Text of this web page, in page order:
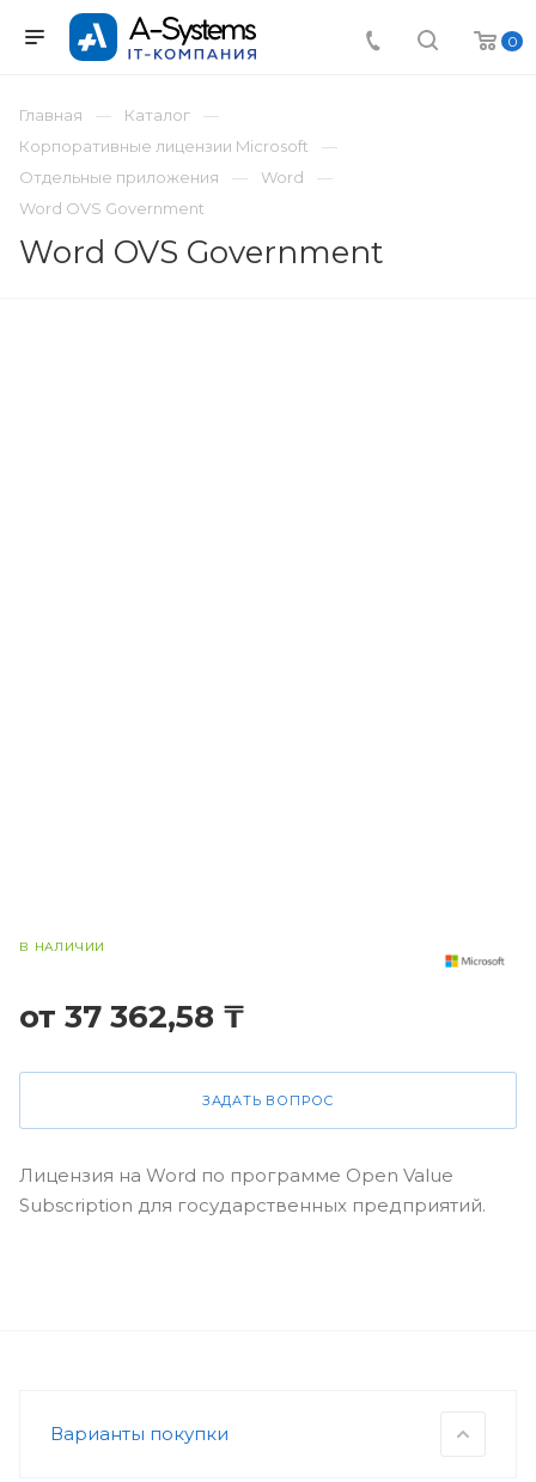
0
Главная
Каталог
Корпоративные лицензии Microsoft
Отдельные приложения
Word
Word OVS Government
Word OVS Government
В НАЛИЧИИ
от 37 362,58 ₸
ЗАДАТЬ ВОПРОС
Лицензия на Word по программе Open Value
Subscription для государственных предприятий.
Варианты покупки